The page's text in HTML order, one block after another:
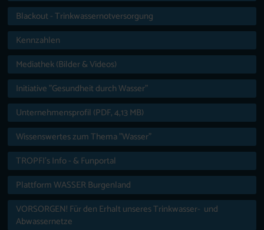
Blackout - Trinkwassernotversorgung
Kennzahlen
Mediathek (Bilder & Videos)
Initiative "Gesundheit durch Wasser"
Unternehmensprofil (PDF, 4,13 MB)
Wissenswertes zum Thema "Wasser"
TROPFI’s Info - & Funportal
Plattform WASSER Burgenland
VORSORGEN! Für den Erhalt unseres Trinkwasser- und
Abwassernetze